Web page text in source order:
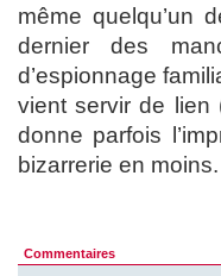
même quelqu’un
dernier des
d’espionnage
vient servir de lien
donne parfois
bizarrerie en moins.
Commentaires